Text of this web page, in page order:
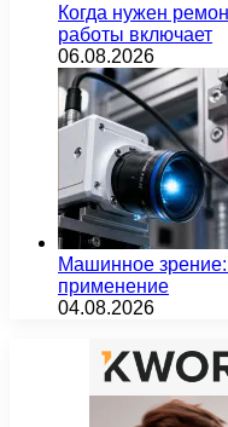
Когда нужен
работы включает
06.08.2026
Машинное
применение
04.08.2026